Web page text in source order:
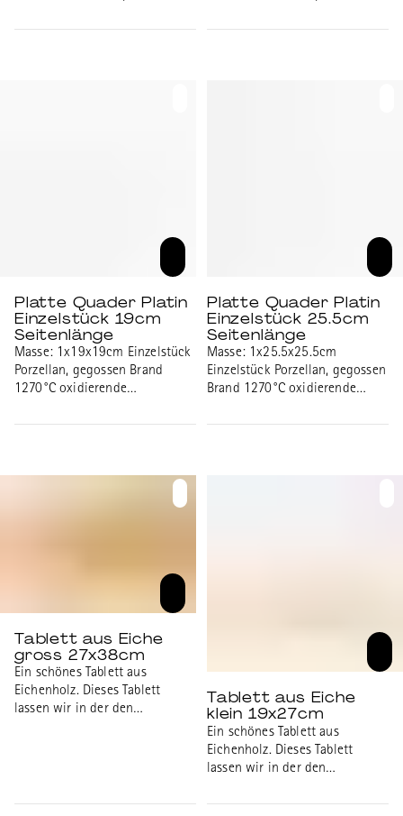
Goldrand
Platinrand
Platte Quader Platin
Einzelstück 19cm
Seitenlänge
Masse: 1x19x19cm Einzelstück
Porzellan, gegossen Brand
1270°C oxidierende
glänzend glasiert, Platinrand
Platte Quader Platin
Einzelstück 25.5cm
Seitenlänge
Masse: 1x25.5x25.5cm
Einzelstück Porzellan, gegossen
Brand 1270°C oxidierende
glänzend glasiert, Platinrand
Tablett aus Eiche
gross 27x38cm
Ein schönes Tablett aus
Eichenholz. Dieses Tablett
lassen wir in der den
Menschen mit psychischen
Tablett aus Eiche
klein 19x27cm
Ein schönes Tablett aus
Eichenholz. Dieses Tablett
lassen wir in der den
psychiatrischen Diensten Bern